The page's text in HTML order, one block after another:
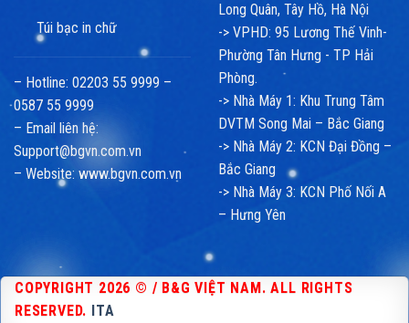
Túi bạc in chữ
– Hotline: 02203 55 9999 –
0587 55 9999
– Email liên hệ:
Support@bgvn.com.vn
– Website: www.bgvn.com.vn
Long Quân, Tây Hồ, Hà Nội
-> VPHD: 95 Lương Thế Vinh-
Phường Tân Hưng - TP Hải
Phòng.
-> Nhà Máy 1: Khu Trung Tâm
DVTM Song Mai – Bắc Giang
-> Nhà Máy 2: KCN Đại Đồng –
Bắc Giang
-> Nhà Máy 3: KCN Phố Nối A
– Hưng Yên
COPYRIGHT 2026 © / B&G VIỆT NAM. ALL RIGHTS
RESERVED. ITA